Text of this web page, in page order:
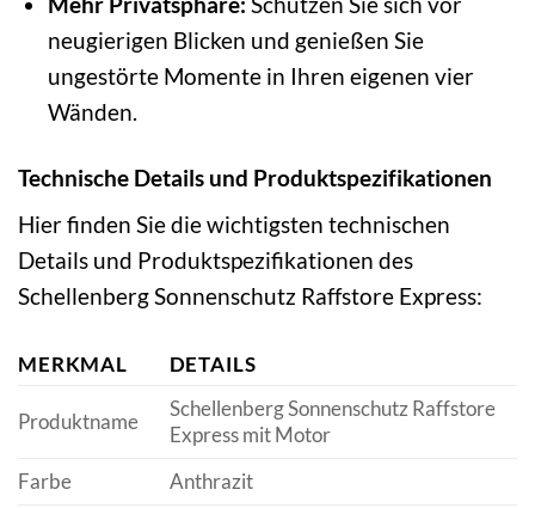
neugierigen Blicken und genießen Sie
ungestörte Momente in Ihren eigenen vier
Wänden.
Technische Details und Produktspezifikationen
Hier finden Sie die wichtigsten technischen
Details und Produktspezifikationen des
Schellenberg Sonnenschutz Raffstore Express:
MERKMAL DETAILS
Produktname
Schellenberg Sonnenschutz Raffstore
Express mit Motor
Farbe
Anthrazit